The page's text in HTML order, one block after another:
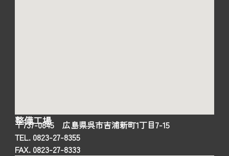
整備工場
〒737-0845 広島県呉市吉浦新町1丁目7-15
TEL. 0823-27-8355
FAX. 0823-27-8333